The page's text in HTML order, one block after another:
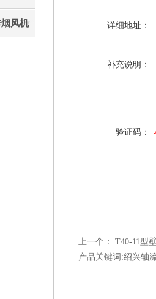
风机 详细地址：
补充说明：
验证码：
上一个：
T40-11型
产品关键词:绍兴轴